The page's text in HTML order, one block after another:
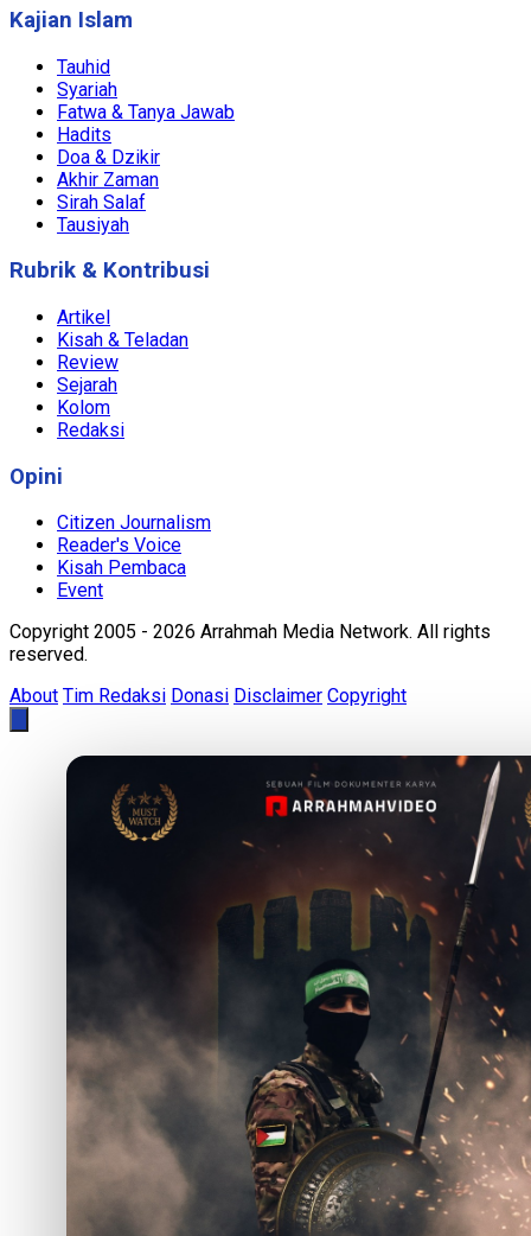
Kajian Islam
Tauhid
Syariah
Fatwa & Tanya Jawab
Hadits
Doa & Dzikir
Akhir Zaman
Sirah Salaf
Tausiyah
Rubrik & Kontribusi
Artikel
Kisah & Teladan
Review
Sejarah
Kolom
Redaksi
Opini
Citizen Journalism
Reader's Voice
Kisah Pembaca
Event
Copyright 2005 - 2026 Arrahmah Media Network. All rights
reserved.
About Tim Redaksi Donasi Disclaimer Copyright